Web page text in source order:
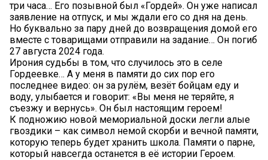
три часа… Его позывной был «Гордей». Он уже написал
заявление на отпуск, и мы ждали его со дня на день.
Но буквально за пару дней до возвращения домой его
вместе с товарищами отправили на задание… Он погиб
27 августа 2024 года.
Ирония судьбы в том, что случилось это в селе
Гордеевке… А у меня в памяти до сих пор его
последнее видео: он за рулём, везёт бойцам еду и
воду, улыбается и говорит: «Вы меня не теряйте, я
съезжу и вернусь». Он был настоящим героем!
К подножию новой мемориальной доски легли алые
гвоздики – как символ немой скорби и вечной памяти,
которую теперь будет хранить школа. Памяти о парне,
который навсегда останется в её истории Героем.